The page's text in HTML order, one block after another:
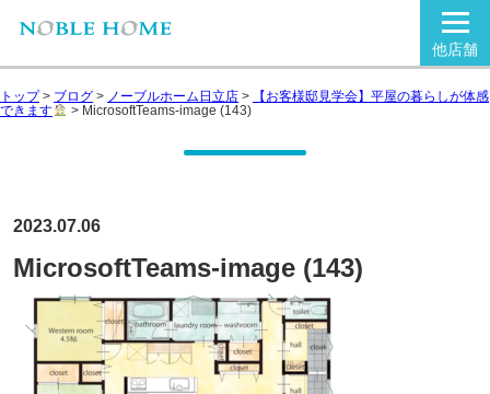
他店舗
トップ> ブログ > ノーブルホーム日立店 >
【お客様邸見学会】平屋の暮らしが体感
できます
> MicrosoftTeams-image (143)
2023.07.06
MicrosoftTeams-image (143)